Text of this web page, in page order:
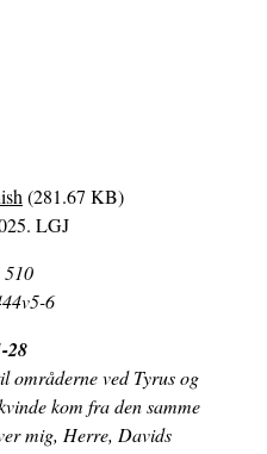
(281.67 KB)
LGJ
510
6
28
områderne ved Tyrus og
kom fra den samme
mig, Herre, Davids